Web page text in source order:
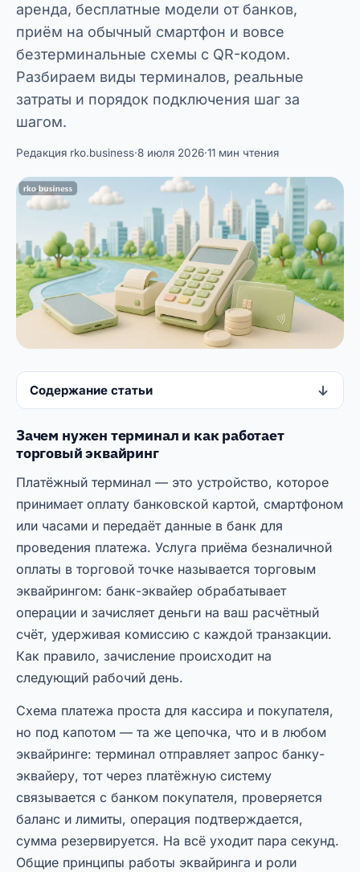
аренда, бесплатные модели от банков,
приём на обычный смартфон и вовсе
безтерминальные схемы с QR-кодом.
Разбираем виды терминалов, реальные
затраты и порядок подключения шаг за
шагом.
Редакция rko.business·8 июля 2026·11 мин чтения
Содержание статьи
Зачем нужен терминал и как работает
торговый эквайринг
Платёжный терминал — это устройство, которое
принимает оплату банковской картой, смартфоном
или часами и передаёт данные в банк для
проведения платежа. Услуга приёма безналичной
оплаты в торговой точке называется торговым
эквайрингом: банк-эквайер обрабатывает
операции и зачисляет деньги на ваш расчётный
счёт, удерживая комиссию с каждой транзакции.
Как правило, зачисление происходит на
следующий рабочий день.
Схема платежа проста для кассира и покупателя,
но под капотом — та же цепочка, что и в любом
эквайринге: терминал отправляет запрос банку-
эквайеру, тот через платёжную систему
связывается с банком покупателя, проверяется
баланс и лимиты, операция подтверждается,
сумма резервируется. На всё уходит пара секунд.
Общие принципы работы эквайринга и роли